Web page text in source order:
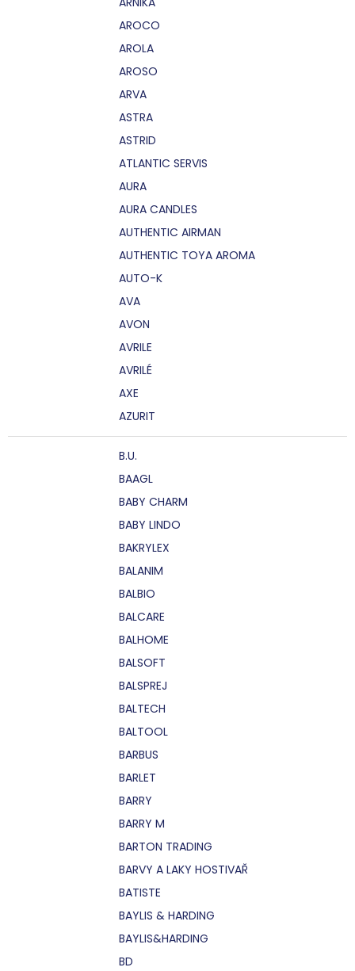
AROCO
AROLA
AROSO
ARVA
ASTRA
ASTRID
ATLANTIC SERVIS
AURA
AURA CANDLES
AUTHENTIC AIRMAN
AUTHENTIC TOYA AROMA
AUTO-K
AVA
AVON
AVRILE
AVRILÉ
AXE
AZURIT
B.U.
BAAGL
BABY CHARM
BABY LINDO
BAKRYLEX
BALANIM
BALBIO
BALCARE
BALHOME
BALSOFT
BALSPREJ
BALTECH
BALTOOL
BARBUS
BARLET
BARRY
BARRY M
BARTON TRADING
BARVY A LAKY HOSTIVAŘ
BATISTE
BAYLIS & HARDING
BAYLIS&HARDING
BD